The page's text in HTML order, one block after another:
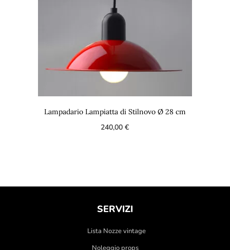
Lampadario Lampiatta di Stilnovo Ø 28 cm
240,00€
SERVIZI
Lista Nozze vintage
Noleggio props